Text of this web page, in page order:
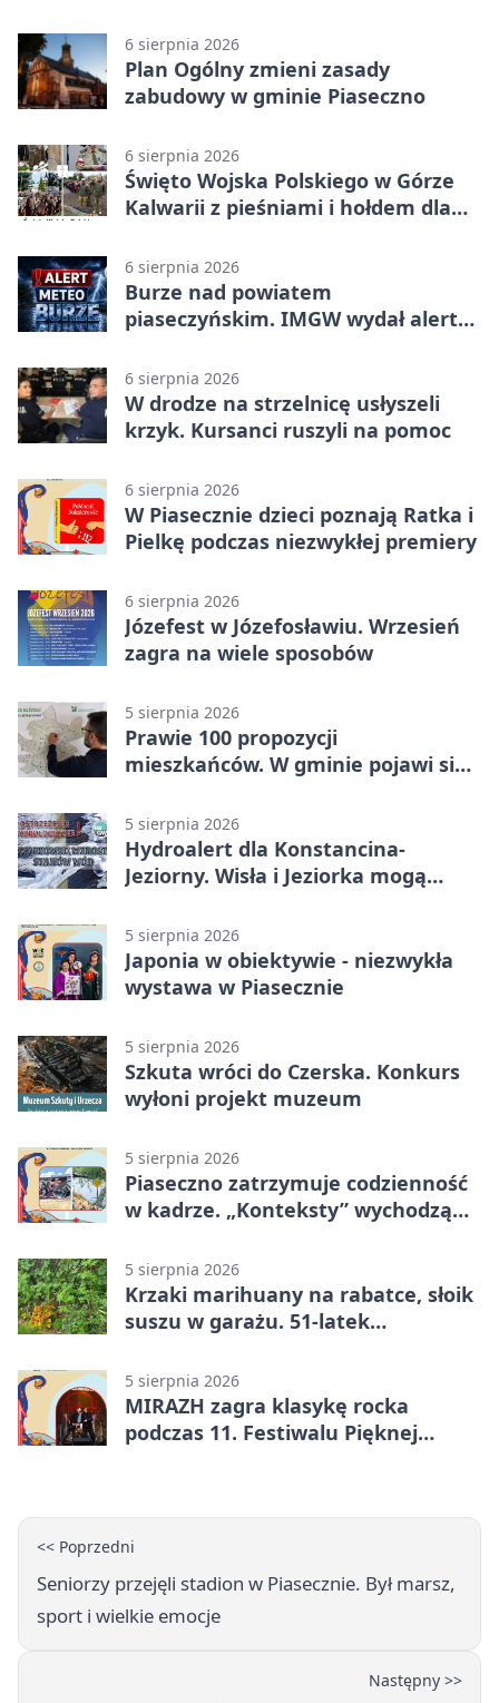
6 sierpnia 2026
Plan Ogólny zmieni zasady
zabudowy w gminie Piaseczno
6 sierpnia 2026
Święto Wojska Polskiego w Górze
Kalwarii z pieśniami i hołdem dla
6 sierpnia 2026
Burze nad powiatem
piaseczyńskim. IMGW wydał alert
6 sierpnia 2026
W drodze na strzelnicę usłyszeli
krzyk. Kursanci ruszyli na pomoc
6 sierpnia 2026
W Piasecznie dzieci poznają Ratka i
Pielkę podczas niezwykłej premiery
6 sierpnia 2026
Józefest w Józefosławiu. Wrzesień
zagra na wiele sposobów
5 sierpnia 2026
Prawie 100 propozycji
mieszkańców. W gminie pojawi się
5 sierpnia 2026
Hydroalert dla Konstancina-
Jeziorny. Wisła i Jeziorka mogą
5 sierpnia 2026
Japonia w obiektywie - niezwykła
wystawa w Piasecznie
5 sierpnia 2026
Szkuta wróci do Czerska. Konkurs
wyłoni projekt muzeum
5 sierpnia 2026
Piaseczno zatrzymuje codzienność
w kadrze. „Konteksty” wychodzą
5 sierpnia 2026
Krzaki marihuany na rabatce, słoik
suszu w garażu. 51-latek
5 sierpnia 2026
MIRAZH zagra klasykę rocka
podczas 11. Festiwalu Pięknej
<< Poprzedni
Seniorzy przejęli stadion w Piasecznie. Był marsz,
sport i wielkie emocje
Następny >>